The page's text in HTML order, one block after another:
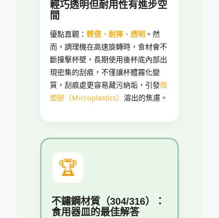
輕巧透明但耐用性有進步空
間
優點直觀：輕便、耐摔、透明 。然
而，調理機在高速旋轉時，食材會不
斷撞擊杯壁，長期使用後杯底內部出
現密集的刮痕，不僅讓杯體霧化變
質，刮痕處更容易藏污納垢，引發微
塑膠（Microplastics）溶出的焦慮。
🏆
不鏽鋼材質（304/316）：
食用器皿的最佳解答